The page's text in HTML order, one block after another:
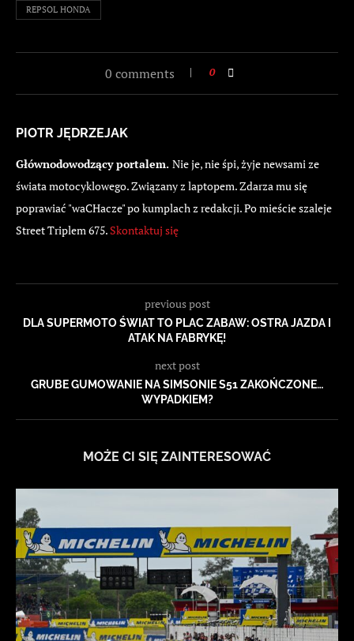
REPSOL HONDA
0 comments 0
PIOTR JĘDRZEJAK
Głównodowodzący portalem. Nie je, nie śpi, żyje newsami ze
świata motocyklowego. Związany z laptopem. Zdarza mu się
poprawiać "waCHacze" po kumplach z redakcji. Po mieście szaleje
Street Triplem 675. Skontaktuj się
previous post
DLA SUPERMOTO ŚWIAT TO PLAC ZABAW: OSTRA JAZDA I
ATAK NA FABRYKĘ!
next post
GRUBE GUMOWANIE NA SIMSONIE S51 ZAKOŃCZONE…
WYPADKIEM?
MOŻE CI SIĘ ZAINTERESOWAĆ